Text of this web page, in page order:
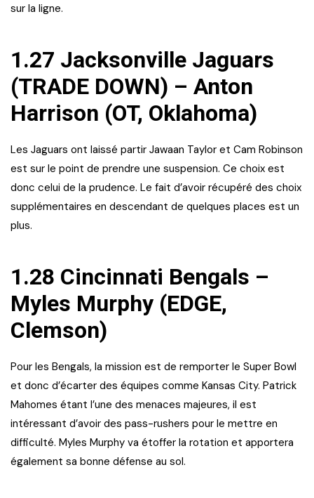
sur la ligne.
1.27 Jacksonville Jaguars
(TRADE DOWN) – Anton
Harrison (OT, Oklahoma)
Les Jaguars ont laissé partir Jawaan Taylor et Cam Robinson
est sur le point de prendre une suspension. Ce choix est
donc celui de la prudence. Le fait d’avoir récupéré des choix
supplémentaires en descendant de quelques places est un
plus.
1.28 Cincinnati Bengals –
Myles Murphy (EDGE,
Clemson)
Pour les Bengals, la mission est de remporter le Super Bowl
et donc d’écarter des équipes comme Kansas City. Patrick
Mahomes étant l’une des menaces majeures, il est
intéressant d’avoir des pass-rushers pour le mettre en
difficulté. Myles Murphy va étoffer la rotation et apportera
également sa bonne défense au sol.